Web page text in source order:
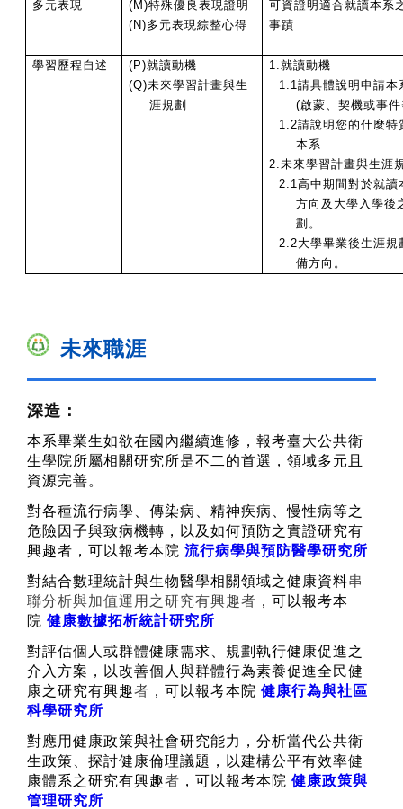
多元表現 (M)特殊優良表現證明
(N)多元表現綜整心得
可資證明適合就讀本系
事蹟
學習歷程自述 (P)就讀動機
(Q)未來學習計畫與生
涯規劃
1.就讀動機
1.1請具體說明申請本
(啟蒙、契機或事
1.2請說明您的什麼特
本系
2.未來學習計畫與生涯
2.1高中期間對於就讀
方向及大學入學後
劃。
2.2大學畢業後生涯規
備方向。
未來職涯
深造：
本系畢業生如欲在國內繼續進修，報考臺大公共衛
生學院所屬相關研究所是不二的首選，領域多元且
資源完善。
對各種流行病學、傳染病、精神疾病、慢性病等之
危險因子與致病機轉，以及如何預防之實證研究有
興趣者，可以報考本院 流行病學與預防醫學研究所
對結合數理統計與生物醫學相關領域之健康資料串
聯分析與加值運用之研究有興趣者 ，可以報考本
院 健康數據拓析統計研究所
對評估個人或群體健康需求、規劃執行健康促進之
介入方案，以改善個人與群體行為素養促進全民健
康之研究有興趣者 ，可以報考本院 健康行為與社區
科學研究所
對應用健康政策與社會研究能力，分析當代公共衛
生政策、探討健康倫理議題，以建構公平有效率健
康體系之研究有興趣者 ，可以報考本院 健康政策與
管理研究所